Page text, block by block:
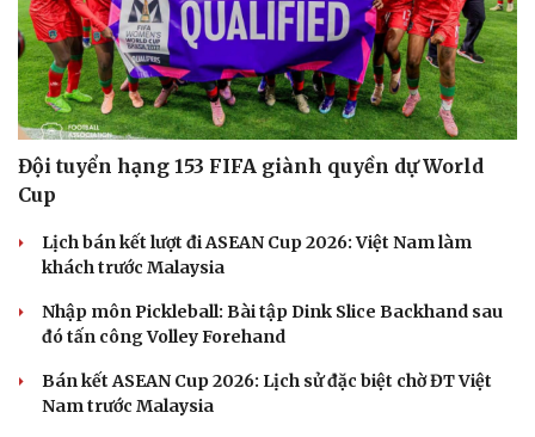
Đội tuyển hạng 153 FIFA giành quyền dự World
Cup
Lịch bán kết lượt đi ASEAN Cup 2026: Việt Nam làm
khách trước Malaysia
Nhập môn Pickleball: Bài tập Dink Slice Backhand sau
đó tấn công Volley Forehand
Bán kết ASEAN Cup 2026: Lịch sử đặc biệt chờ ĐT Việt
Nam trước Malaysia